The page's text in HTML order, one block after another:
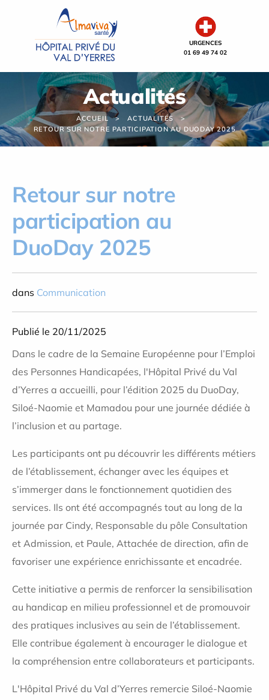
URGENCES
01 69 49 74 02
Actualités
ACCUEIL
ACTUALITÉS
RETOUR SUR NOTRE PARTICIPATION AU DUODAY 2025
Retour sur notre
participation au
DuoDay 2025
dans Communication
Publié le 20/11/2025
Dans le cadre de la Semaine Européenne pour l’Emploi
des Personnes Handicapées, l'Hôpital Privé du Val
d’Yerres a accueilli, pour l’édition 2025 du DuoDay,
Siloé-Naomie et Mamadou pour une journée dédiée à
l’inclusion et au partage.
Les participants ont pu découvrir les différents métiers
de l’établissement, échanger avec les équipes et
s’immerger dans le fonctionnement quotidien des
services. Ils ont été accompagnés tout au long de la
journée par Cindy, Responsable du pôle Consultation
et Admission, et Paule, Attachée de direction, afin de
favoriser une expérience enrichissante et encadrée.
Cette initiative a permis de renforcer la sensibilisation
au handicap en milieu professionnel et de promouvoir
des pratiques inclusives au sein de l’établissement.
Elle contribue également à encourager le dialogue et
la compréhension entre collaborateurs et participants.
L'Hôpital Privé du Val d’Yerres remercie Siloé-Naomie
Panneau de gestion des cookies